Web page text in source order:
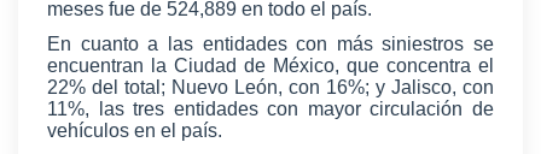
meses fue de 524,889 en todo el país.
En cuanto a las entidades con más siniestros se
encuentran la Ciudad de México, que concentra el
22% del total; Nuevo León, con 16%; y Jalisco, con
11%, las tres entidades con mayor circulación de
vehículos en el país.